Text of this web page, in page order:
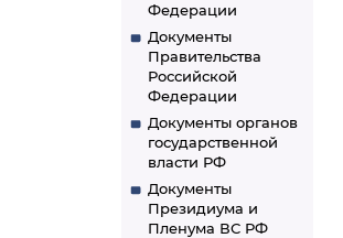
Федерации
Документы
Правительства
Российской
Федерации
Документы органов
государственной
власти РФ
Документы
Президиума и
Пленума ВС РФ